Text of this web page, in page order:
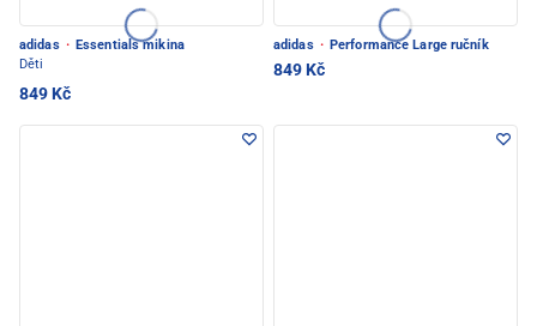
adidas · Essentials mikina
Děti
849 Kč
adidas · Performance Large ručník
849 Kč